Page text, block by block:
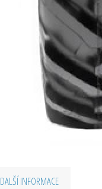
DALŠÍ INFORMACE